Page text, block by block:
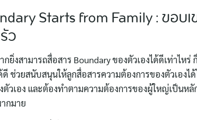
Starts from Family : ขอบ
ว
ยิ่งสามารถสื่อสาร Boundary ของตัวเองได้ดีเท่าไหร่
ดี ช่วยสนับสนุนให้ลูกสื่อสารความต้องการของตัวเองไ
วเอง และต้องทำตามความต้องการของผู้ใหญ่เป็นหลั
กมาย